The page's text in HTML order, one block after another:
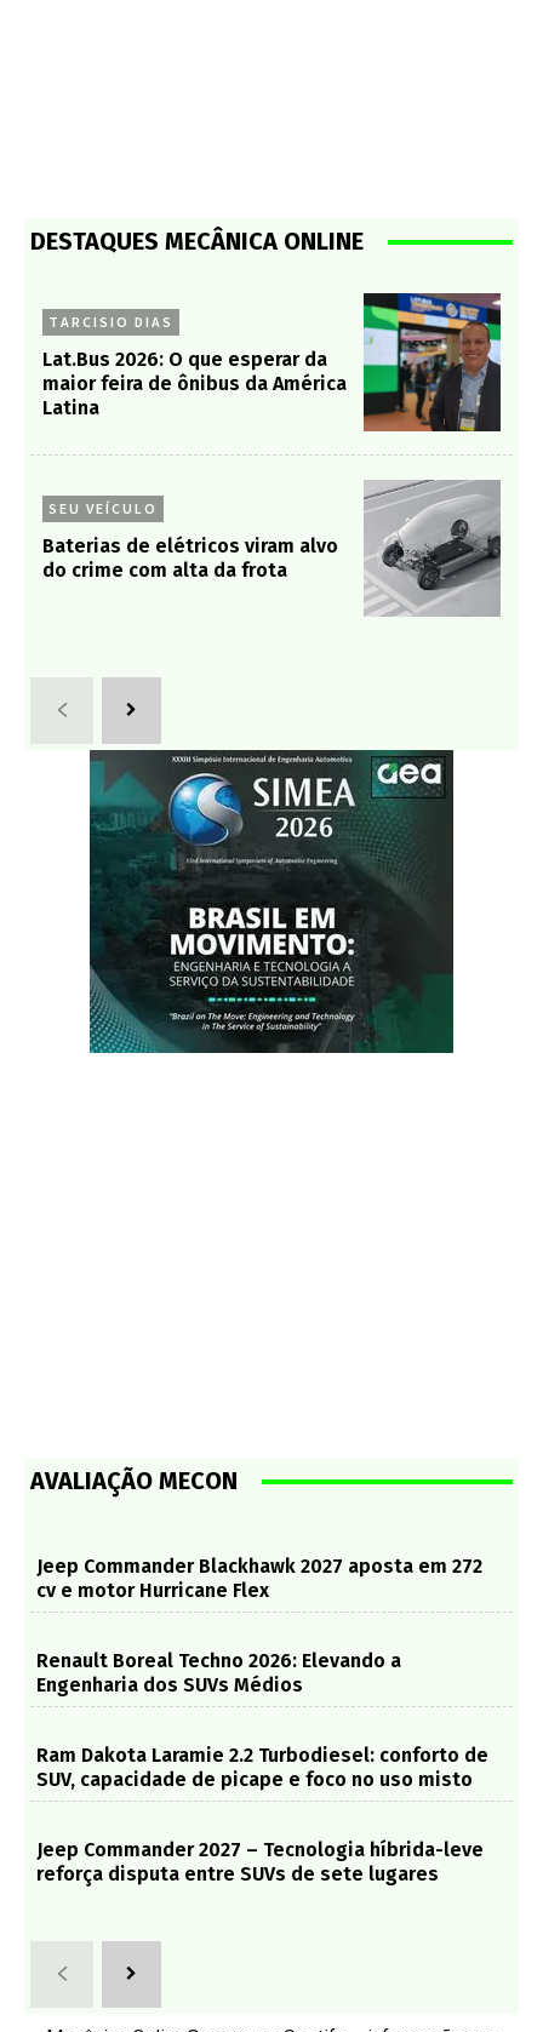
DESTAQUES MECÂNICA ONLINE
TARCISIO DIAS
Lat.Bus 2026: O que esperar da
maior feira de ônibus da América
Latina
SEU VEÍCULO
Baterias de elétricos viram alvo
do crime com alta da frota
AVALIAÇÃO MECON
Jeep Commander Blackhawk 2027 aposta em 272
cv e motor Hurricane Flex
Renault Boreal Techno 2026: Elevando a
Engenharia dos SUVs Médios
Ram Dakota Laramie 2.2 Turbodiesel: conforto de
SUV, capacidade de picape e foco no uso misto
Jeep Commander 2027 – Tecnologia híbrida-leve
reforça disputa entre SUVs de sete lugares